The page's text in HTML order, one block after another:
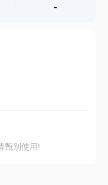
-
甄别使用!